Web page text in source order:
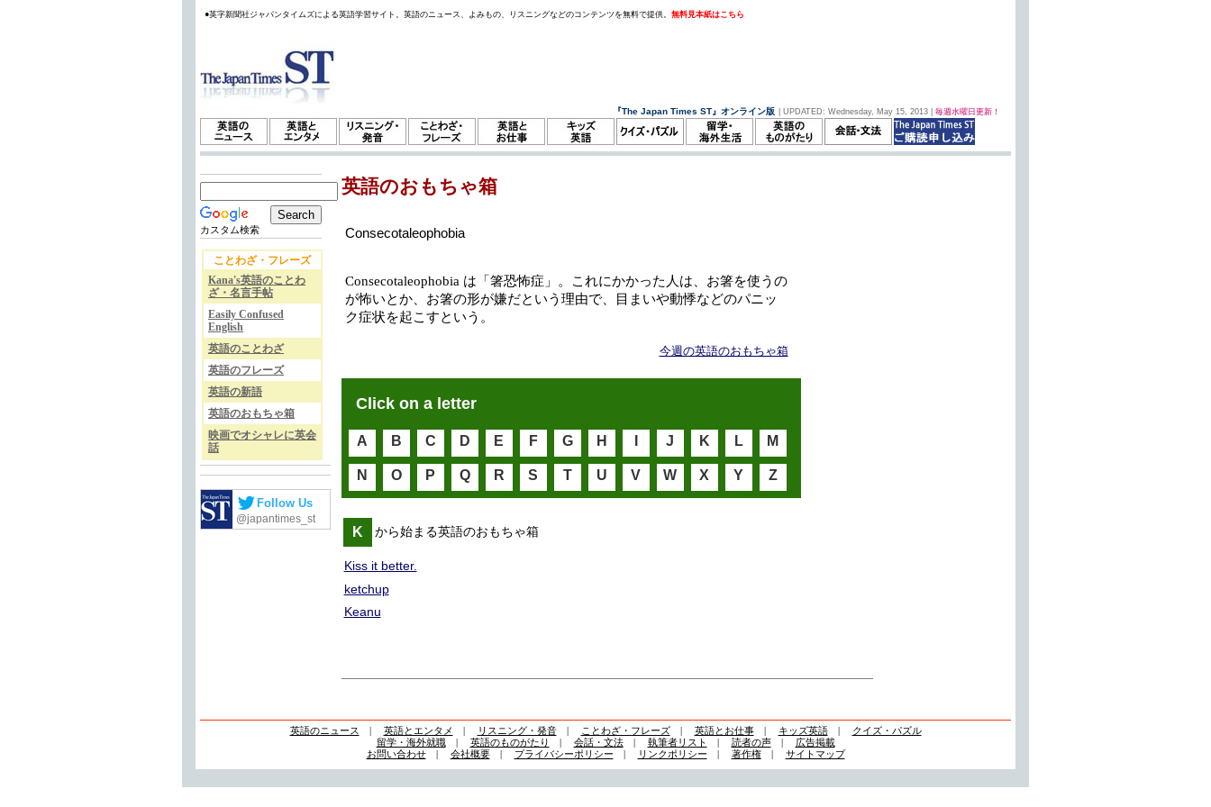
●英字新聞社ジャパンタイムズによる英語学習サイト。英語のニュース、よみもの、リスニングなどのコンテンツを無料で提供。 無料見本紙はこちら
『The Japan Times ST』オンライン版 | UPDATED: Wednesday, May 15, 2013 | 毎週水曜日更新！
カスタム検索
ことわざ・フレーズ
Kana's英語のことわ
ざ・名言手帖
Easily Confused
English
英語のことわざ
英語のフレーズ
英語の新語
英語のおもちゃ箱
映画でオシャレに英会
話
Follow Us
@japantimes_st
英語のおもちゃ箱
Consecotaleophobia
Consecotaleophobia は「箸恐怖症」。これにかかった人は、お箸を使うの
が怖いとか、お箸の形が嫌だという理由で、目まいや動悸などのパニッ
ク症状を起こすという。
今週の英語のおもちゃ箱
Click on a letter
A B C D E F G H J K L M
N O P Q R S T U V W X Y Z
K から始まる英語のおもちゃ箱
Kiss it better.
ketchup
Keanu
英語のニュース | 英語とエンタメ | リスニング・発音| ことわざ・フレーズ| 英語とお仕事| キッズ英語|
クイズ・パズル
留学・海外就職| 英語のものがたり | 会話・文法| 執筆者リスト | 読者の声|
広告掲載
お問い合わせ| 会社概要| プライバシーポリシー | リンクポリシー | 著作権| サイトマップ